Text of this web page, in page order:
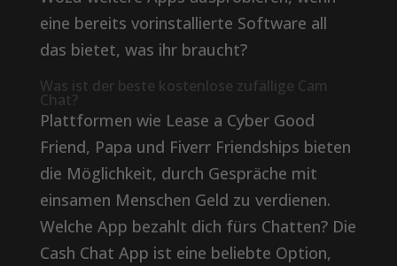
eine bereits vorinstallierte Software all
das bietet, was ihr braucht?
Was ist der beste kostenlose zufällige Cam
Chat?
Plattformen wie Lease a Cyber ​​Good
Friend, Papa und Fiverr Friendships bieten
die Möglichkeit, durch Gespräche mit
einsamen Menschen Geld zu verdienen.
Welche App bezahlt dich fürs Chatten? Die
Cash Chat App ist eine beliebte Option,